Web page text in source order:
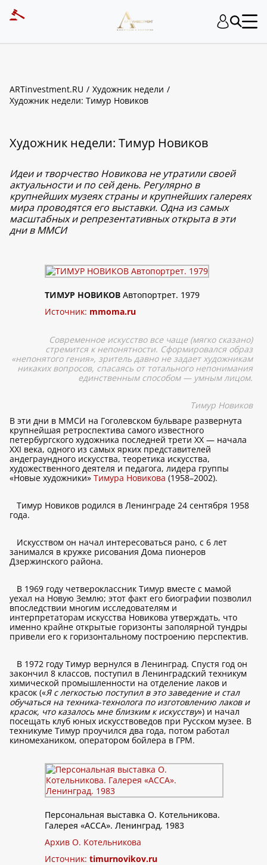
ARTinvestment.RU
Художник недели
Художник недели: Тимур Новиков
Художник недели: Тимур Новиков
Идеи и творчество Новикова не утратили своей
актуальности и по сей день. Регулярно в
крупнейших музеях страны и крупнейших галереях
мира проводятся его выставки. Одна из самых
масштабных и репрезентативных открыта в эти
дни в ММСИ
ТИМУР НОВИКОВ Автопортрет. 1979
Источник: mmoma.ru
Современное искусство все чаще (мягко сказано)
стремится к непонятности. Сформировался образ
«непонятого гения», зритель давно не задает художникам
никаких вопросов, спасаясь от тотального непонимания
единственным способом — умным лицом.
Тимур Новиков
В эти дни в ММСИ на Гоголевском бульваре развернута
крупнейшая ретроспектива самого известного
петербургского художника последней трети ХХ — начала
XXI века, одного из самых ярких представителей
андеграундного искусства, теоретика искусства,
художественного деятеля и педагога, лидера группы
«Новые художники» Тимура Новикова (1958–2002).
Тимур Новиков родился в Ленинграде 24 сентября 1958
года.
Искусством он начал интересоваться рано, с 6 лет
занимался в кружке рисования Дома пионеров
Дзержинского района.
В 1969 году четвероклассник Тимур вместе с мамой
уехал на Новую Землю; этот факт его биографии позволил
впоследствии многим исследователям и
интерпретаторам искусства Новикова утверждать, что
именно крайне открытые горизонты заполярной тундры
привели его к горизонтальному построению перспектив.
В 1972 году Тимур вернулся в Ленинград. Спустя год он
закончил 8 классов, поступил в Ленинградский техникум
химической промышленности на отделение лаков и
красок («Я с легкостью поступил в это заведение и стал
обучаться на техника-технолога по изготовлению лаков и
красок, что казалось мне близким к искусству») и начал
посещать клуб юных искусствоведов при Русском музее. В
техникуме Тимур проучился два года, потом работал
киномехаником, оператором бойлера в ГРМ.
Персональная выставка О. Котельникова.
Галерея «АССА». Ленинград. 1983
Архив О. Котельникова
Источник: timurnovikov.ru